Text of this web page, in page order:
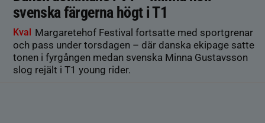
svenska färgerna högt i T1
Kval Margaretehof Festival fortsatte med sportgrenar
och pass under torsdagen – där danska ekipage satte
tonen i fyrgången medan svenska Minna Gustavsson
slog rejält i T1 young rider.